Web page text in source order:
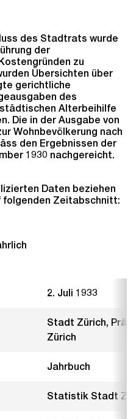
des Stadtrats wurde
der
zu
Übersichten über
gerichtliche
des
Alterbeihilfe
Die in der Ausgabe von
Wohnbevölkerung nach
den Ergebnissen der
1930 nachgereicht.
Daten beziehen
folgenden Zeitabschnitt:
2. Juli 1933
Stadt Zürich,
Zürich
Jahrbuch
Statistik Stadt